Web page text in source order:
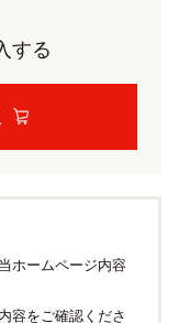
する
ホームページ内容
容をご確認くださ